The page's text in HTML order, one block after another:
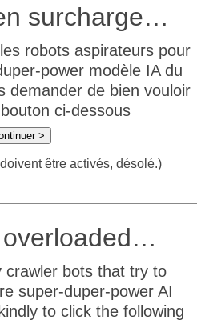
surcharge…
robots aspirateurs pour
power modèle IA du
demander de bien vouloir
ci-dessous
>
être activés, désolé.)
crawler bots that try to
super-duper-power AI
to click the following